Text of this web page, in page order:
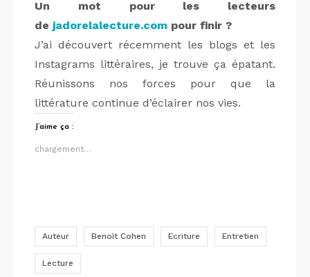
Un mot pour les lecteurs
de jadorelalecture.com pour finir ?
J’ai découvert récemment les blogs et les
Instagrams littéraires, je trouve ça épatant.
Réunissons nos forces pour que la
littérature continue d’éclairer nos vies.
J’aime ça :
chargement…
Auteur Benoît Cohen Ecriture Entretien
Lecture